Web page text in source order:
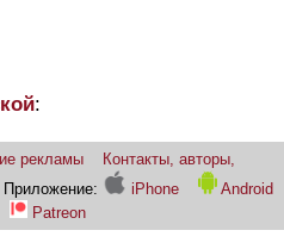
:
рекламы
Контакты, авторы,
Приложение: iPhone
Android
Patreon